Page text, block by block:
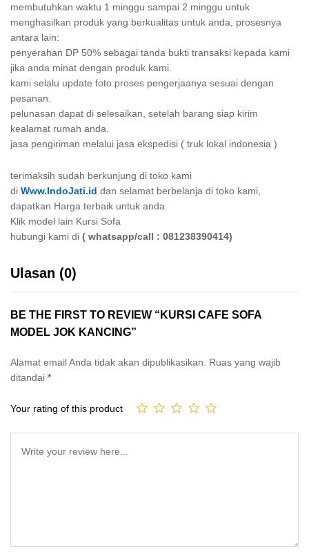
membutuhkan waktu 1 minggu sampai 2 minggu untuk
menghasilkan produk yang berkualitas untuk anda, prosesnya
antara lain:
penyerahan DP 50% sebagai tanda bukti transaksi kepada kami
jika anda minat dengan produk kami.
kami selalu update foto proses pengerjaanya sesuai dengan
pesanan.
pelunasan dapat di selesaikan, setelah barang siap kirim
kealamat rumah anda.
jasa pengiriman melalui jasa ekspedisi ( truk lokal indonesia )
terimaksih sudah berkunjung di toko kami
di Www.IndoJati.id dan selamat berbelanja di toko kami,
dapatkan Harga terbaik untuk anda.
Klik model lain Kursi Sofa
hubungi kami di ( whatsapp/call : 081238390414)
Ulasan (0)
BE THE FIRST TO REVIEW “KURSI CAFE SOFA
MODEL JOK KANCING”
Alamat email Anda tidak akan dipublikasikan.
Ruas yang wajib
ditandai *
Your rating of this product